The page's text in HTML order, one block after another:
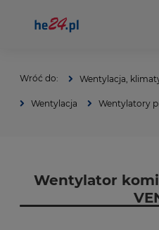
Wentylacja,
Wentylacja Wentylatory
Wentylator